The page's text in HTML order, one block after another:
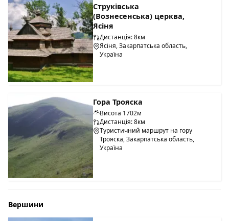
Струківська
(Вознесенська) церква,
Ясіня
Дистанція: 8км
Ясіня, Закарпатська область,
Україна
Гора Трояска
Висота 1702м
Дистанція: 8км
Туристичний маршрут на гору
Трояска, Закарпатська область,
Україна
Вершини